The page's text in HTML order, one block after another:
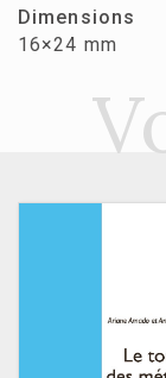
Dimensions
16×24 mm